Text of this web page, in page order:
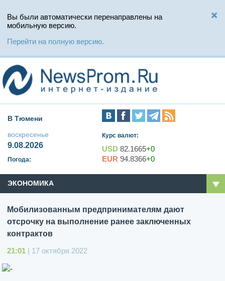
Вы были автоматически перенаправлены на
мобильную версию.
Перейти на полную версию.
В Тюмени
воскресенье
9.08.2026
Погода:
Курс валют:
USD 82.1665+0
EUR 94.8366+0
ЭКОНОМИКА
Мобилизованным предпринимателям дают
отсрочку на выполнение ранее заключенных
контрактов
21:01 | 17 октября 2022